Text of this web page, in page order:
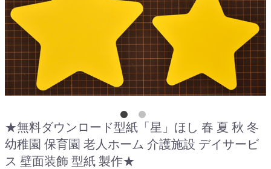
★無料ダウンロード型紙「星」ほし 春 夏 秋 冬
幼稚園 保育園 老人ホーム 介護施設 デイサービ
ス 壁面装飾 型紙 製作★